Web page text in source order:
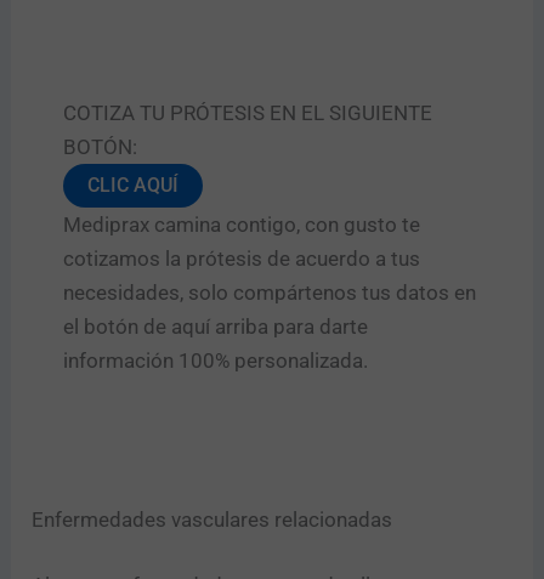
COTIZA TU PRÓTESIS EN EL SIGUIENTE
BOTÓN:
CLIC AQUÍ
Mediprax camina contigo, con gusto te
cotizamos la prótesis de acuerdo a tus
necesidades, solo compártenos tus datos en
el botón de aquí arriba para darte
información 100% personalizada.
Enfermedades vasculares relacionadas